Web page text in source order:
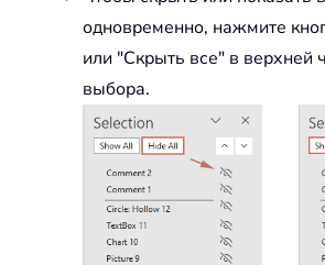
одновременно, нажмите
или "Скрыть все" в верхней
выбора.